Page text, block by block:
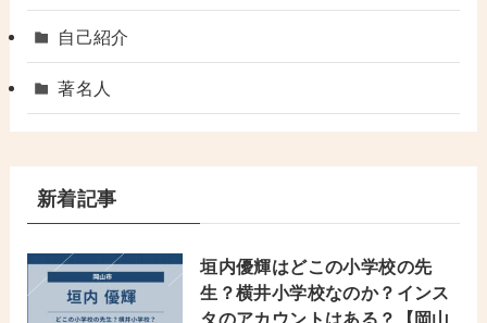
自己紹介
著名人
新着記事
垣内優輝はどこの小学校の先
生？横井小学校なのか？インス
タのアカウントはある？【岡山